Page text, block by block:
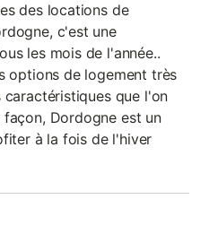
des locations de
c'est une
les mois de l'année..
options de logement très
que l'on
Dordogne est un
à la fois de l'hiver